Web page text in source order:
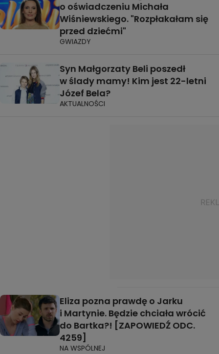
o oświadczeniu Michała
Wiśniewskiego. "Rozpłakałam się
przed dziećmi"
GWIAZDY
Syn Małgorzaty Beli poszedł
w ślady mamy! Kim jest 22-letni
Józef Bela?
AKTUALNOŚCI
Eliza pozna prawdę o Jarku
i Martynie. Będzie chciała wrócić
do Bartka?! [ZAPOWIEDŹ ODC.
4259]
NA WSPÓLNEJ